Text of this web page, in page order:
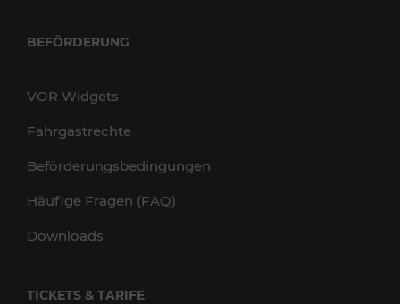
BEFÖRDERUNG
VOR Widgets
Fahrgastrechte
Beförderungsbedingungen
Häufige Fragen (FAQ)
Downloads
TICKETS & TARIFE